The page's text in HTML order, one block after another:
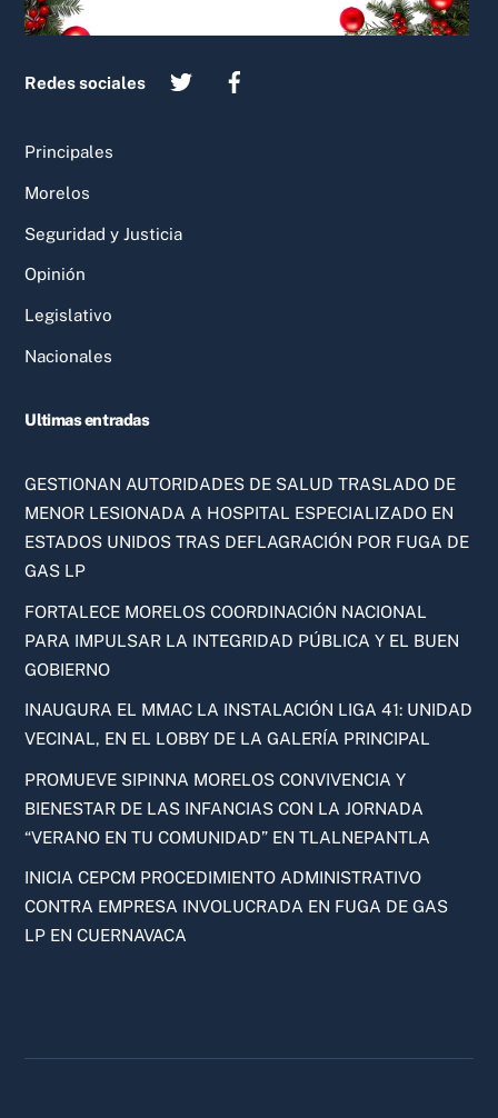
Redes sociales
Principales
Morelos
Seguridad y Justicia
Opinión
Legislativo
Nacionales
Ultimas entradas
GESTIONAN AUTORIDADES DE SALUD TRASLADO DE
MENOR LESIONADA A HOSPITAL ESPECIALIZADO EN
ESTADOS UNIDOS TRAS DEFLAGRACIÓN POR FUGA DE
GAS LP
FORTALECE MORELOS COORDINACIÓN NACIONAL
PARA IMPULSAR LA INTEGRIDAD PÚBLICA Y EL BUEN
GOBIERNO
INAUGURA EL MMAC LA INSTALACIÓN LIGA 41: UNIDAD
VECINAL, EN EL LOBBY DE LA GALERÍA PRINCIPAL
PROMUEVE SIPINNA MORELOS CONVIVENCIA Y
BIENESTAR DE LAS INFANCIAS CON LA JORNADA
“VERANO EN TU COMUNIDAD” EN TLALNEPANTLA
INICIA CEPCM PROCEDIMIENTO ADMINISTRATIVO
CONTRA EMPRESA INVOLUCRADA EN FUGA DE GAS
LP EN CUERNAVACA